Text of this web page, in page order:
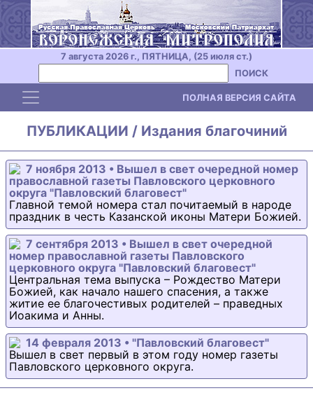
7 августа 2026 г., ПЯТНИЦА, (25 июля ст.)
ПОИСК
Toggle navigation ПОЛНАЯ ВЕРСИЯ САЙТА
ПУБЛИКАЦИИ / Издания благочиний
7 ноября 2013 • Вышел в свет очередной номер
православной газеты Павловского церковного
округа "Павловский благовест"
Главной темой номера стал почитаемый в народе
праздник в честь Казанской иконы Матери Божией.
7 сентября 2013 • Вышел в свет очередной
номер православной газеты Павловского
церковного округа "Павловский благовест"
Центральная тема выпуска – Рождество Матери
Божией, как начало нашего спасения, а также
житие ее благочестивых родителей – праведных
Иоакима и Анны.
14 февраля 2013 • "Павловский благовест"
Вышел в свет первый в этом году номер газеты
Павловского церковного округа.